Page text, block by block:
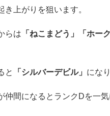
き上がりを狙います。
らは 「ねこまどう」「ホー
と 「シルバーデビル」 にな
仲間になるとランクDを一